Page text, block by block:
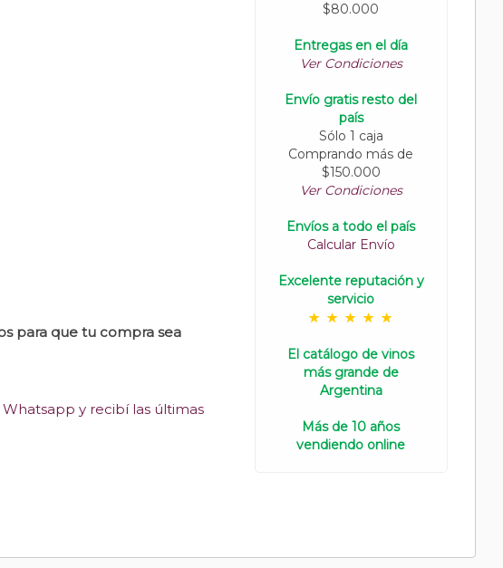
para que tu compra sea
y recibí las últimas
$80.000
Entregas en el día
Ver Condiciones
Envío gratis resto del
país
Sólo 1 caja
Comprando más de
$150.000
Ver Condiciones
Envíos a todo el país
Calcular Envío
Excelente reputación y
servicio
El catálogo de vinos
más grande de
Argentina
Más de 10 años
vendiendo online